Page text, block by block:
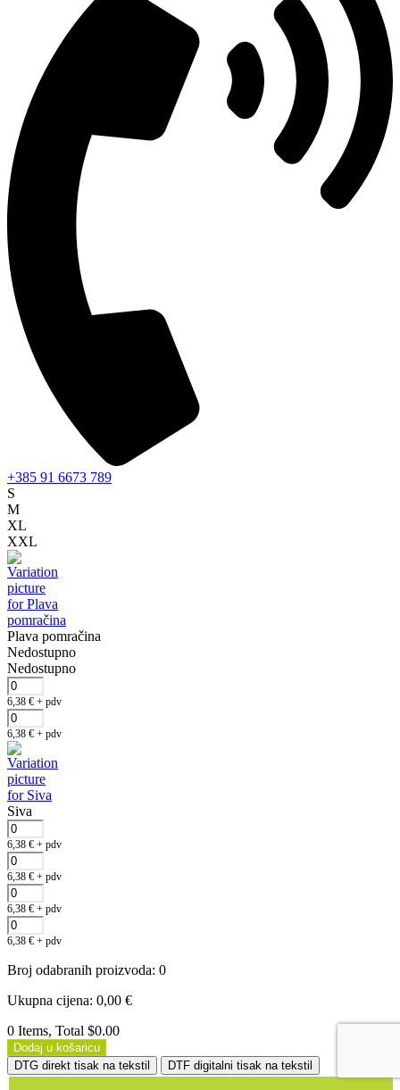
+385 91 6673 789
S
M
XL
XXL
Plava pomračina
Nedostupno
Nedostupno
6,38 € + pdv
6,38 € + pdv
Siva
6,38 € + pdv
6,38 € + pdv
6,38 € + pdv
6,38 € + pdv
Broj odabranih proizvoda: 0
Ukupna cijena: 0,00 €
0 Items, Total $0.00
Dodaj u košaricu
DTG direkt tisak na tekstil
DTF digitalni tisak na tekstil